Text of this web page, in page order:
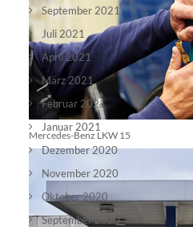
Mercedes-Benz LKW 15
September 2021
Juli 2021
April 2021
März 2021
Februar 2021
Januar 2021
Dezember 2020
November 2020
Oktober 2020
September 2020